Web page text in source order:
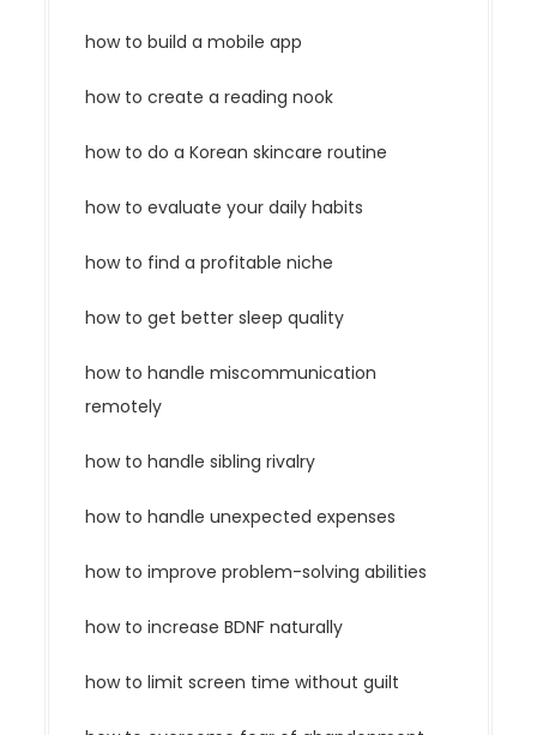
how to build a mobile app
how to create a reading nook
how to do a Korean skincare routine
how to evaluate your daily habits
how to find a profitable niche
how to get better sleep quality
how to handle miscommunication
remotely
how to handle sibling rivalry
how to handle unexpected expenses
how to improve problem-solving abilities
how to increase BDNF naturally
how to limit screen time without guilt